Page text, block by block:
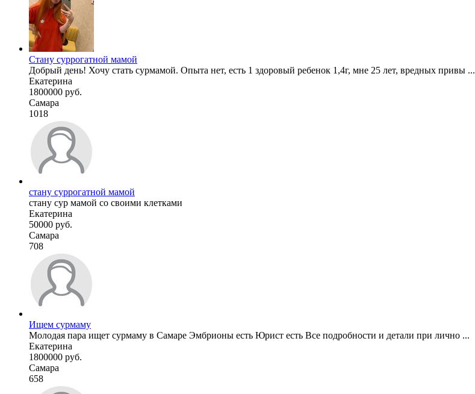
Стану суррогатной мамой
Добрый день! Хочу стать сурмамой. Опыта нет, есть 1 здоровый ребенок 1,4г, мне 25 лет, вредных привы ...
Екатерина
1800000 руб.
Самара
1018
стану суррогатной мамой
стану сур мамой со своими клетками
Екатерина
50000 руб.
Самара
708
Ищем сурмаму
Молодая пара ищет сурмаму в Самаре Эмбрионы есть Юрист есть Все подробности и детали при лично ...
Екатерина
1800000 руб.
Самара
658